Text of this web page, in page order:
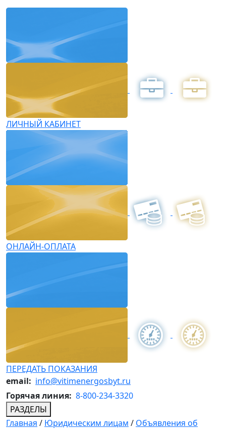
ЛИЧНЫЙ КАБИНЕТ
ОНЛАЙН-ОПЛАТА
ПЕРЕДАТЬ ПОКАЗАНИЯ
email: info@vitimenergosbyt.ru
Горячая линия: 8-800-234-3320
РАЗДЕЛЫ
Главная / Юридическим лицам / Объявления об